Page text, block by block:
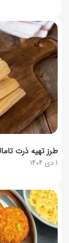
1 دی 1404
طرز تهیه ذرت